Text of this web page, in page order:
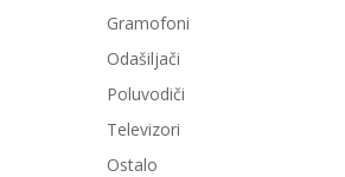
Gramofoni
Odašiljači
Poluvodiči
Televizori
Ostalo